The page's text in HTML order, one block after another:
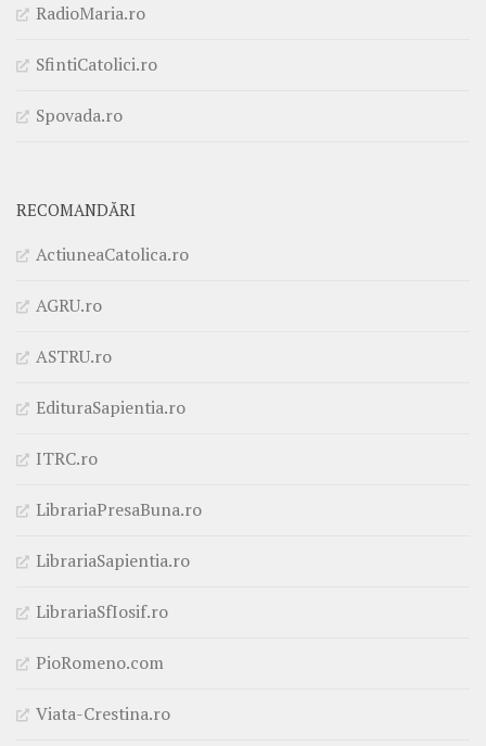
RadioMaria.ro
SfintiCatolici.ro
Spovada.ro
RECOMANDĂRI
ActiuneaCatolica.ro
AGRU.ro
ASTRU.ro
EdituraSapientia.ro
ITRC.ro
LibrariaPresaBuna.ro
LibrariaSapientia.ro
LibrariaSfIosif.ro
PioRomeno.com
Viata-Crestina.ro